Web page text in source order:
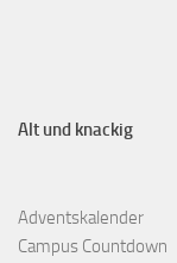
Alt und knackig
Adventskalender
Campus Countdown